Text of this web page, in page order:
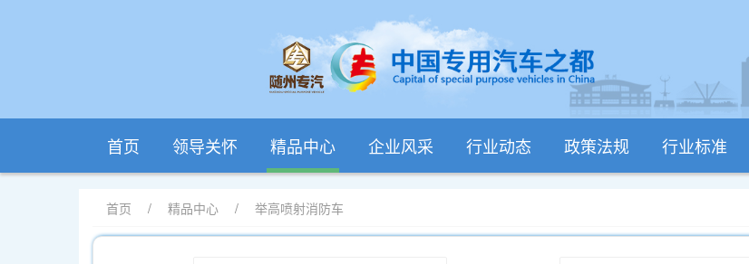
首页 领导关怀 精品中心 企业风采 行业动态 政策法规 行业标准
首页 / 精品中心 / 举高喷射消防车